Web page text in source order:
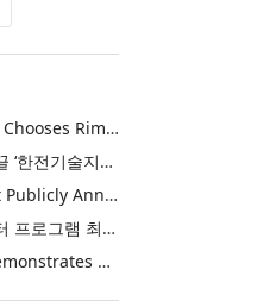
Khimji Ramdas Group Chooses Rimini Street to Reduce SAP Support Costs, Protect 700+ Customizations and Reinvest Savings in Innovation
한전, 에너지 신산업 이끌 ‘한전기술지주’ 공식 출범
Purina Named as First Publicly Announced NIQ ConnectAI Charter Client
닐슨IQ, Connect AI 차터 프로그램 최초 고객사 ‘퓨리나’ 선정
Power Integrations Demonstrates World’s First 2200 V GaN Technology for Next-Era High-Voltage Power Systems